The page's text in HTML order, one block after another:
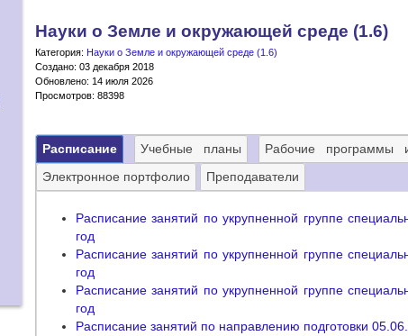
Науки о Земле и окружающей среде (1.6)
Категория: Науки о Земле и окружающей среде (1.6)
Создано: 03 декабря 2018
Обновлено: 14 июля 2026
Просмотров: 88398
Расписание Учебные планы Рабочие
Электронное портфолио Преподаватели
Расписание занятий по укрупненной группе
год
Расписание занятий по укрупненной группе
год
Расписание занятий по укрупненной группе
год
Расписание занятий по направлению подготовки